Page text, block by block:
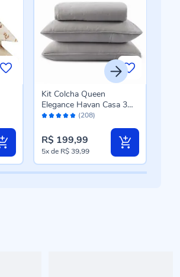
Avaliação: (208)
Kit Colcha Queen
Elegance Havan Casa 3
pçs - Cinza
R$ 199,99
5xde R$ 39,99